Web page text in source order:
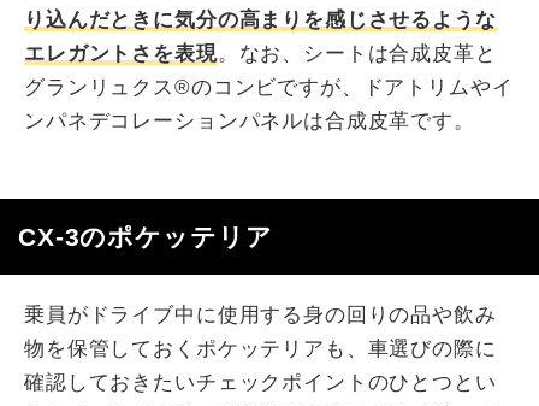
り込んだときに気分の高まりを感じさせるような
エレガントさを表現。なお、シートは合成皮革と
グランリュクス®のコンビですが、ドアトリムやイ
ンパネデコレーションパネルは合成皮革です。
CX-3のポケッテリア
乗員がドライブ中に使用する身の回りの品や飲み
物を保管しておくポケッテリアも、車選びの際に
確認しておきたいチェックポイントのひとつとい